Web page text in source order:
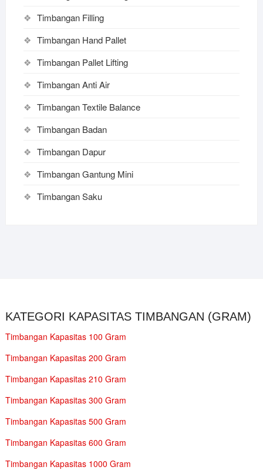
Timbangan Filling
Timbangan Hand Pallet
Timbangan Pallet Lifting
Timbangan Anti Air
Timbangan Textile Balance
Timbangan Badan
Timbangan Dapur
Timbangan Gantung Mini
Timbangan Saku
KATEGORI KAPASITAS TIMBANGAN (GRAM)
Timbangan Kapasitas 100 Gram
Timbangan Kapasitas 200 Gram
Timbangan Kapasitas 210 Gram
Timbangan Kapasitas 300 Gram
Timbangan Kapasitas 500 Gram
Timbangan Kapasitas 600 Gram
Timbangan Kapasitas 1000 Gram